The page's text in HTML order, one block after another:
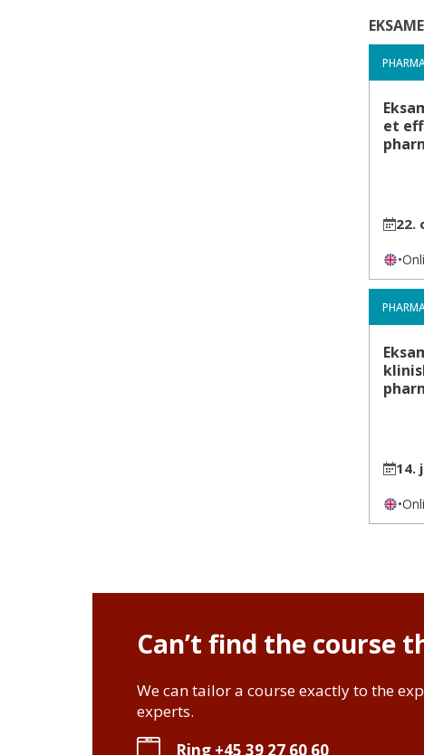
et
22.
•
14.
•
Can’t find the course
We can tailor a course exactly to the
experts.
Ring +45 39 27 60 60